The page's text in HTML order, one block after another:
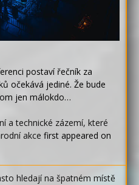
postaví řečník za
očekává jediné. Že bude
jen málokdo…
a technické zázemí, které
akce first appeared on
hledají na špatném místě